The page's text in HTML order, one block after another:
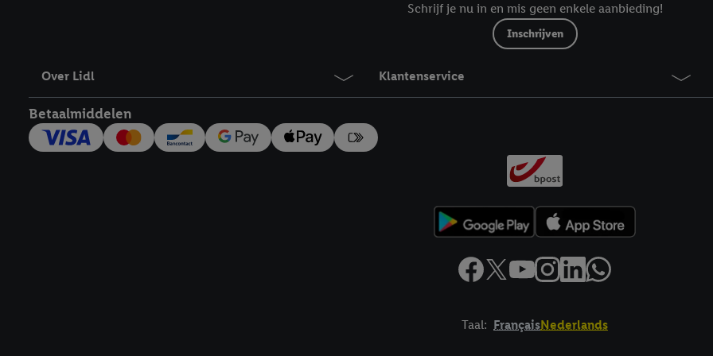
Schrijf je nu in en mis geen enkele aanbieding!
Inschrijven
Over Lidl Klantenservice
Betaalmiddelen
Taal: FrançaisNederlands